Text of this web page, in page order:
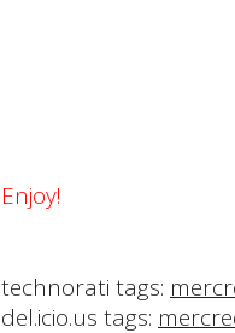
Enjoy!
technorati tags:
del.icio.us tags: